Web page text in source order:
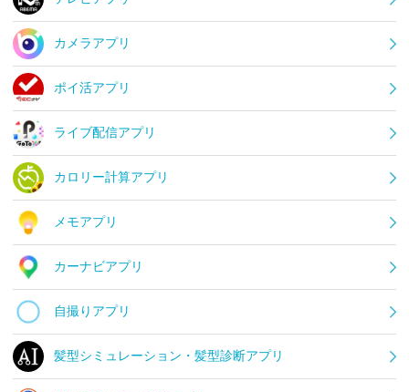
カメラアプリ
ポイ活アプリ
ライブ配信アプリ
カロリー計算アプリ
メモアプリ
カーナビアプリ
自撮りアプリ
髪型シミュレーション・髪型診断アプリ